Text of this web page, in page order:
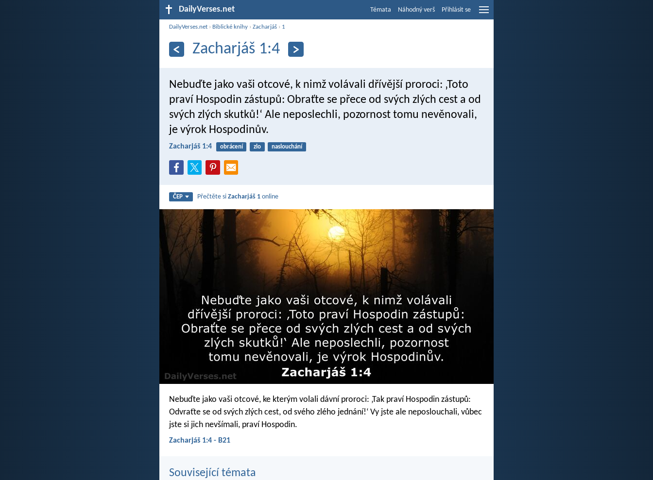
DailyVerses.net Témata Náhodný verš Přihlásit se
DailyVerses.net › Biblické knihy ›Zacharjáš › 1
Zacharjáš 1:4
Nebuďte jako vaši otcové, k nimž volávali dřívější proroci: ‚Toto
praví Hospodin zástupů: Obraťte se přece od svých zlých cest a od
svých zlých skutků!‘ Ale neposlechli, pozornost tomu nevěnovali,
je výrok Hospodinův.
Zacharjáš 1:4 obrácení zlo naslouchání
ČEP Přečtěte siZacharjáš 1 online
Nebuďte jako vaši otcové, ke kterým volali dávní proroci: ‚Tak praví Hospodin zástupů:
Odvraťte se od svých zlých cest, od svého zlého jednání!‘ Vy jste ale neposlouchali, vůbec
jste si jich nevšímali, praví Hospodin.
Zacharjáš 1:4 - B21
Související témata